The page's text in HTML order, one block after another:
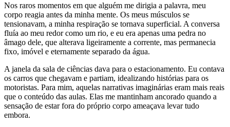
Nos raros momentos em que alguém me dirigia a palavra, meu
corpo reagia antes da minha mente. Os meus músculos se
tensionavam, a minha respiração se tornava superficial. A conversa
fluía ao meu redor como um rio, e eu era apenas uma pedra no
âmago dele, que alterava ligeiramente a corrente, mas permanecia
fixo, imóvel e eternamente separado da água.
A janela da sala de ciências dava para o estacionamento. Eu contava
os carros que chegavam e partiam, idealizando histórias para os
motoristas. Para mim, aquelas narrativas imaginárias eram mais reais
que o conteúdo das aulas. Elas me mantinham ancorado quando a
sensação de estar fora do próprio corpo ameaçava levar tudo
embora.